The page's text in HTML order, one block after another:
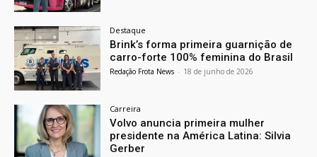
Destaque
Brink’s forma primeira guarnição de
carro-forte 100% feminina do Brasil
Redação Frota News - 18 de junho de 2026
Carreira
Volvo anuncia primeira mulher
presidente na América Latina: Silvia
Gerber